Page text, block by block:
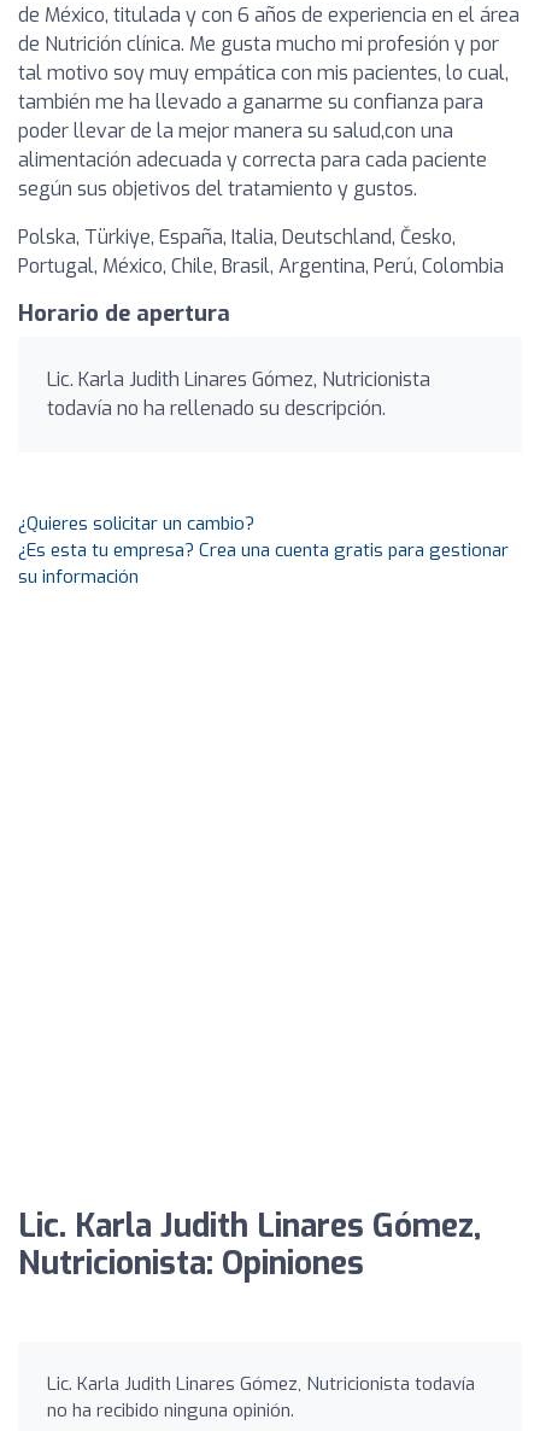
de México, titulada y con 6 años de experiencia en el área
de Nutrición clínica. Me gusta mucho mi profesión y por
tal motivo soy muy empática con mis pacientes, lo cual,
también me ha llevado a ganarme su confianza para
poder llevar de la mejor manera su salud,con una
alimentación adecuada y correcta para cada paciente
según sus objetivos del tratamiento y gustos.
Polska, Türkiye, España, Italia, Deutschland, Česko,
Portugal, México, Chile, Brasil, Argentina, Perú, Colombia
Horario de apertura
Lic. Karla Judith Linares Gómez, Nutricionista
todavía no ha rellenado su descripción.
¿Quieres solicitar un cambio?
¿Es esta tu empresa? Crea una cuenta gratis para gestionar
su información
Lic. Karla Judith Linares Gómez,
Nutricionista: Opiniones
Lic. Karla Judith Linares Gómez, Nutricionista todavía
no ha recibido ninguna opinión.